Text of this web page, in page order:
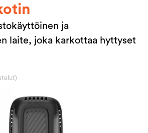
ja
laite, joka karkottaa hyttyset